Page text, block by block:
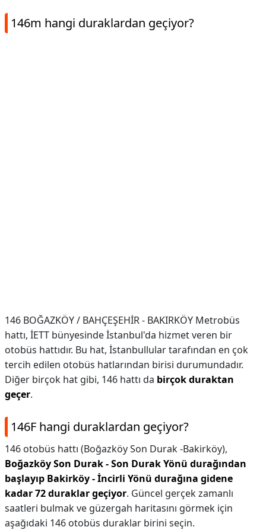
146m hangi duraklardan geçiyor?
146 BOĞAZKÖY / BAHÇEŞEHİR - BAKIRKÖY Metrobüs
hattı, İETT bünyesinde İstanbul'da hizmet veren bir
otobüs hattıdır. Bu hat, İstanbullular tarafından en çok
tercih edilen otobüs hatlarından birisi durumundadır.
Diğer birçok hat gibi, 146 hattı da birçok duraktan
geçer.
146F hangi duraklardan geçiyor?
146 otobüs hattı (Boğazköy Son Durak -Bakirköy),
Boğazköy Son Durak - Son Durak Yönü durağından
başlayıp Bakirköy - İncirli Yönü durağına gidene
kadar 72 duraklar geçiyor. Güncel gerçek zamanlı
saatleri bulmak ve güzergah haritasını görmek için
aşağıdaki 146 otobüs duraklar birini seçin.